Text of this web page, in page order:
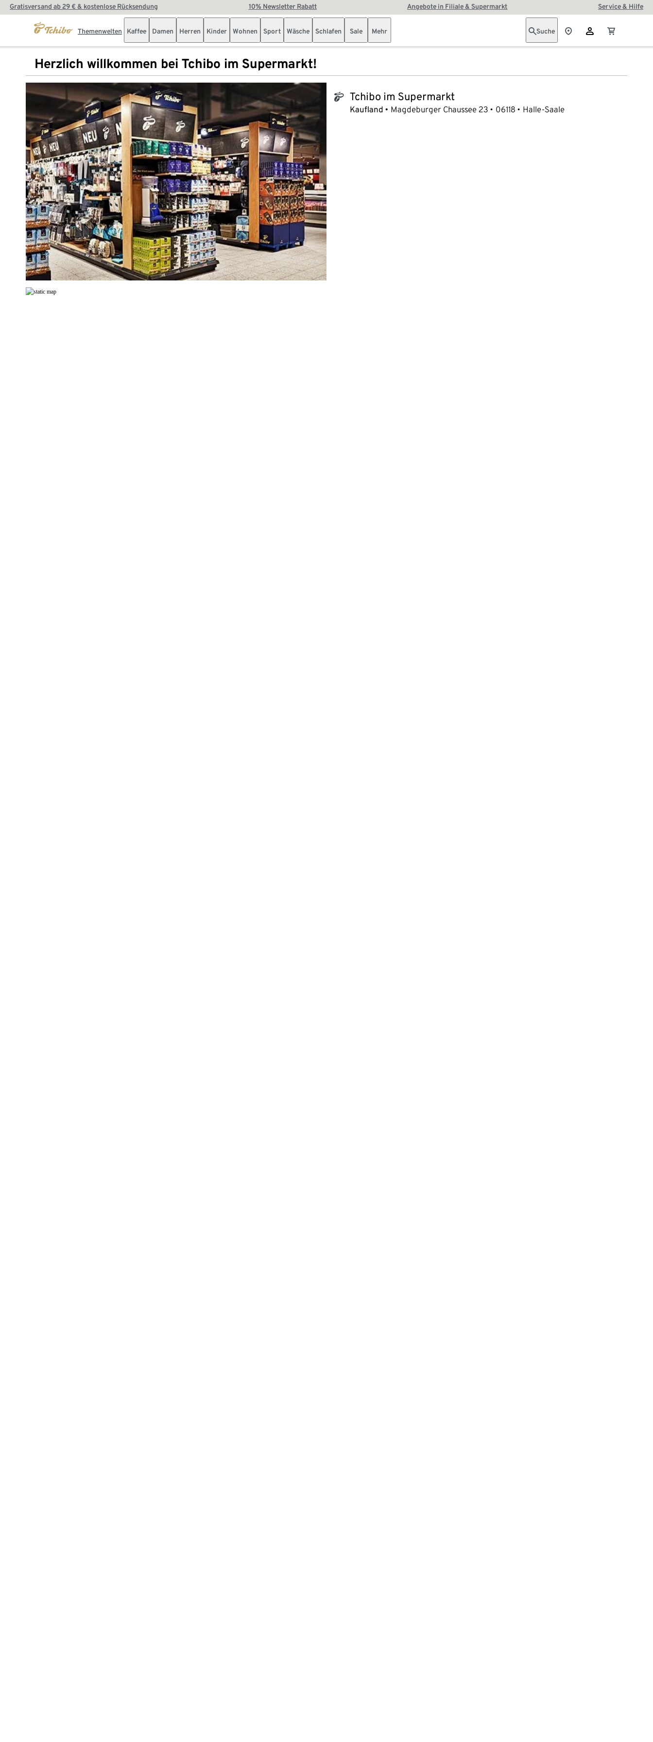
Gratisversand ab 29 € & kostenlose Rücksendung 10% Newsletter Rabatt Angebote in Filiale & Supermarkt Service & Hilfe
Themenwelten Kaffee Damen Herren Kinder Wohnen Sport Wäsche Schlafen Sale Mehr Suche
Herzlich willkommen bei Tchibo im Supermarkt!
tchibo_logo Tchibo im Supermarkt
Kaufland Magdeburger Chaussee 23 06118 Halle-Saale